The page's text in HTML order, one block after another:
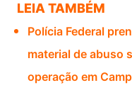
LEIA TAMBÉM
Polícia Federal
material de abuso
operação em